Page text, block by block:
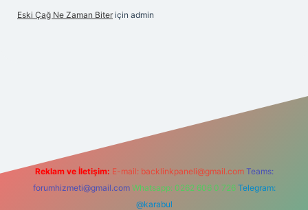
Eski Çağ Ne Zaman Biter için admin
Reklam ve İletişim: E-mail: backlinkpaneli@gmail.com Teams:
forumhizmeti@gmail.com Whatsapp: 0262 606 0 726 Telegram:
@karabul